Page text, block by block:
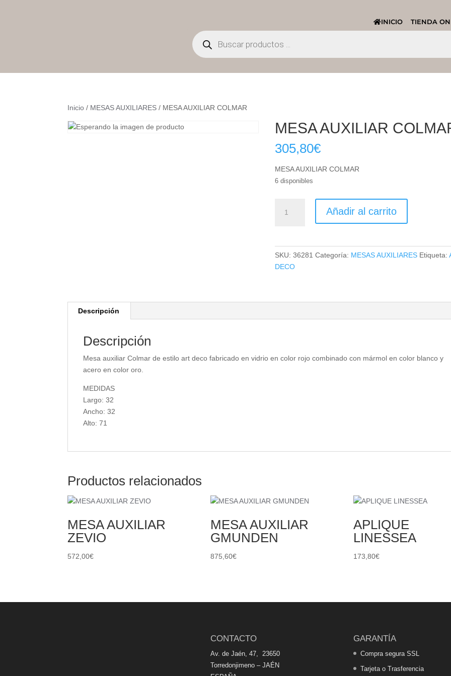
INICIO
TIENDA
Búsqueda
de
productos
Inicio / MESAS AUXILIARES / MESA AUXILIAR COLMAR
MESA AUXILIAR
305,80€
MESA AUXILIAR COLMAR
6 disponibles
AUXILIAR
Añadir al carrito
SKU:36281 Categoría: MESAS AUXILIARES Etiqueta:
DECO
Descripción
Descripción
Mesa auxiliar Colmar de estilo art deco fabricado en vidrio en color rojo combinado con mármol en color blanco y
acero en color oro.
MEDIDAS
Largo: 32
Ancho: 32
Alto: 71
Productos relacionados
MESA AUXILIAR
ZEVIO
572,00€
MESA AUXILIAR
GMUNDEN
875,60€
APLIQUE
LINESSEA
173,80€
CONTACTO
Av. de Jaén, 47, 23650
Torredonjimeno – JAÉN
GARANTÍA
Compra segura SSL
Tarjeta o Trasferencia